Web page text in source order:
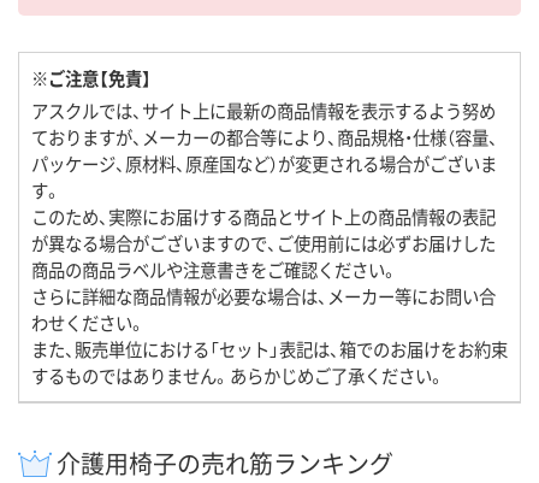
※ご注意【免責】
アスクルでは、サイト上に最新の商品情報を表示するよう努め
ておりますが、メーカーの都合等により、商品規格・仕様（容量、
パッケージ、原材料、原産国など）が変更される場合がございま
す。
このため、実際にお届けする商品とサイト上の商品情報の表記
が異なる場合がございますので、ご使用前には必ずお届けした
商品の商品ラベルや注意書きをご確認ください。
さらに詳細な商品情報が必要な場合は、メーカー等にお問い合
わせください。
また、販売単位における「セット」表記は、箱でのお届けをお約束
するものではありません。あらかじめご了承ください。
介護用椅子の売れ筋ランキング